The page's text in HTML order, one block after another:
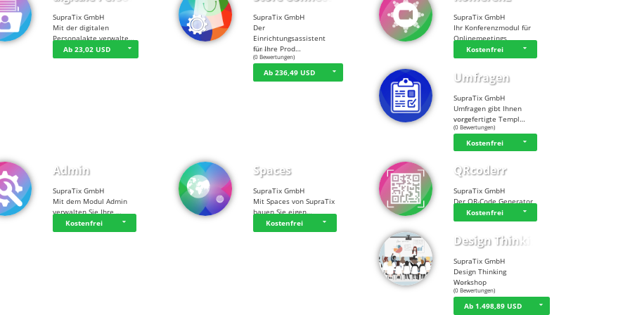
SupraTix GmbH
Mit der digitalen
Personalakte verwalte…
Ab 23,02 USD
SupraTix GmbH
Der
Einrichtungsassistent
für Ihre Prod…
☆☆☆ ☆☆
(0 Bewertungen)
Ab 236,49 USD
SupraTix GmbH
Ihr Konferenzmodul für
Onlinemeetings
Kostenfrei
Umfragen
SupraTix GmbH
Umfragen gibt Ihnen
vorgefertigte Templ…
☆☆☆☆☆
(0 Bewertungen)
Kostenfrei
Admin
SupraTix GmbH
Mit dem Modul Admin
verwalten Sie Ihre …
Kostenfrei
Spaces
SupraTix GmbH
Mit Spaces von SupraTix
bauen Sie eigen…
Kostenfrei
QRcoderr
SupraTix GmbH
Der QR-Code Generator
Kostenfrei
Design Thinking…
SupraTix GmbH
Design Thinking
Workshop
☆☆☆ ☆☆
(0 Bewertungen)
Ab 1.498,89 USD